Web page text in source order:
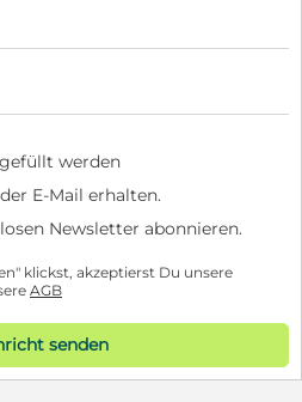
werden
E-Mail erhalten.
Newsletter abonnieren.
klickst, akzeptierst Du unsere
AGB
senden